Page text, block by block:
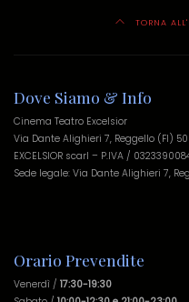
TORNA
Dove Siamo & Info
Cinema Teatro Excelsior
Via Dante Alighieri 7, Reggello (FI)
EXCELSIOR scarl – P.IVA /
Sede legale: Via Dante Alighieri 7,
Orario Prevendite
Venerdì / 17:30-19:30